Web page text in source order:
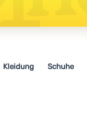
Kleidung Schuhe